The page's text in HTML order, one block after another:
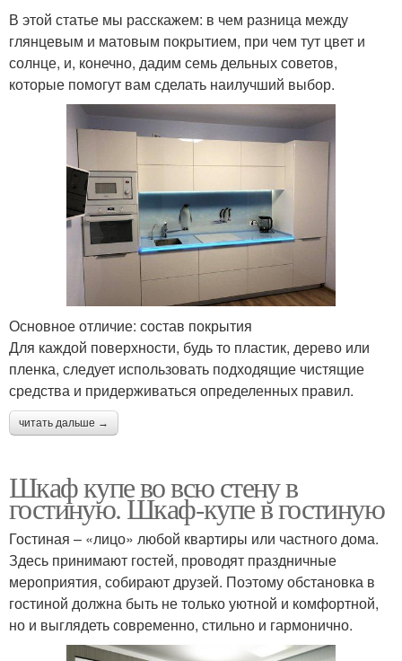
В этой статье мы расскажем: в чем разница между
глянцевым и матовым покрытием, при чем тут цвет и
солнце, и, конечно, дадим семь дельных советов,
которые помогут вам сделать наилучший выбор.
Основное отличие: состав покрытия
Для каждой поверхности, будь то пластик, дерево или
пленка, следует использовать подходящие чистящие
средства и придерживаться определенных правил.
читать дальше →
Шкаф купе во всю стену в
гостиную. Шкаф-купе в гостиную
Гостиная – «лицо» любой квартиры или частного дома.
Здесь принимают гостей, проводят праздничные
мероприятия, собирают друзей. Поэтому обстановка в
гостиной должна быть не только уютной и комфортной,
но и выглядеть современно, стильно и гармонично.